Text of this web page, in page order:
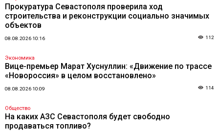
Прокуратура Севастополя проверила ход
строительства и реконструкции социально значимых
объектов
08.08.2026 10:16 112
Экономика
Вице-премьер Марат Хуснуллин: «Движение по трассе
«Новороссия» в целом восстановлено»
08.08.2026 10:09 114
Общество
На каких АЗС Севастополя будет свободно
продаваться топливо?